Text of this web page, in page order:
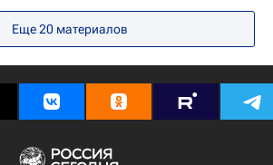
Министерство науки и высшего образования РФ (Минобрнауки России)
Еще 20 материалов